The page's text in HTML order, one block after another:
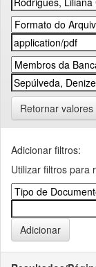
Retornar valores
Adicionar filtros:
Utilizar filtros para